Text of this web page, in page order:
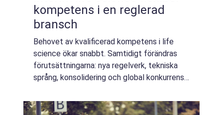
kompetens i en reglerad
bransch
Behovet av kvalificerad kompetens i life
science ökar snabbt. Samtidigt förändras
förutsättningarna: nya regelverk, tekniska
språng, konsolidering och global konkurrens.
erfarna specialister eller ledare, men vill...